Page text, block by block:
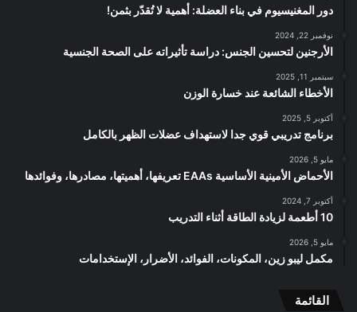
دور المغنيسيوم في بناء العضلة: أهمية لا تُقدّر بثمن!
نوفمبر 22, 2024
الأرجنين لتحسين الجنس: دراسة تأثيراته على الصحة الجنسية
سبتمبر 11, 2025
الأخطاء الشائعة عند خسارة الوزن
أكتوبر 5, 2025
برنامج تدريبي قوي جدا لاستهداف عضلات الظهر بالكامل
مايو 5, 2026
الأحماض الأمينية الأساسية EAAs تعريفها، أهميتها، مصادرها، وفوائدها
أكتوبر 7, 2024
10 أطعمة لزيادة الطاقة أثناء التدريب
مايو 5, 2026
مكمل ليبو زين، المكونات، الفوائد، الأضرار، الإستخدامات
القائمة